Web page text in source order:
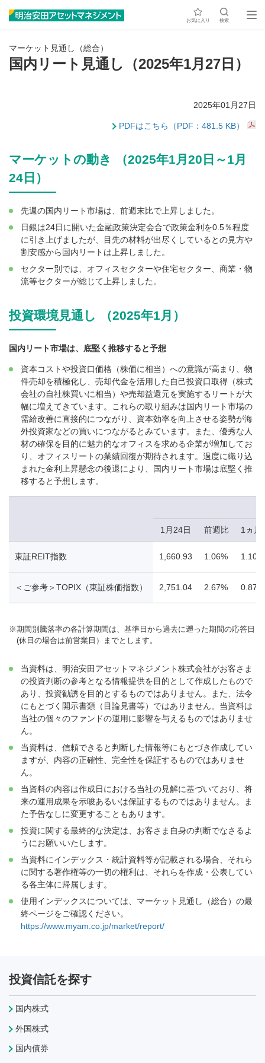
お気に入り 検索
マーケット見通し（総合）
国内リート見通し（2025年1月27日）
2025年01月27日
PDFはこちら（PDF：481.5 KB）
マーケットの動き （2025年1月20日～1月
24日）
先週の国内リート市場は、前週末比で上昇しました。
日銀は24日に開いた金融政策決定会合で政策金利を0.5％程度
に引き上げましたが、目先の材料が出尽くしているとの見方や
割安感から国内リートは上昇しました。
セクター別では、オフィスセクターや住宅セクター、商業・物
流等セクターが総じて上昇しました。
投資環境見通し （2025年1月）
国内リート市場は、底堅く推移すると予想
資本コストや投資口価格（株価に相当）への意識が高まり、物
件売却を積極化し、売却代金を活用した自己投資口取得（株式
会社の自社株買いに相当）や売却益還元を実施するリートが大
幅に増えてきています。これらの取り組みは国内リート市場の
需給改善に直接的につながり、資本効率を向上させる姿勢が海
外投資家などの買いにつながるとみています。また、優秀な人
材の確保を目的に魅力的なオフィスを求める企業が増加してお
り、オフィスリートの業績回復が期待されます。過度に織り込
まれた金利上昇懸念の後退により、国内リート市場は底堅く推
移すると予想します。
1月24日 前週比 1ヵ月
東証REIT指数 1,660.93 1.06% 1.10%
＜ご参考＞TOPIX（東証株価指数） 2,751.04 2.67% 0.87%
※期間別騰落率の各計算期間は、基準日から過去に遡った期間の応答日
(休日の場合は前営業日）までとします。
当資料は、明治安田アセットマネジメント株式会社がお客さま
の投資判断の参考となる情報提供を目的として作成したもので
あり、投資勧誘を目的とするものではありません。また、法令
にもとづく開示書類（目論見書等）ではありません。当資料は
当社の個々のファンドの運用に影響を与えるものではありませ
ん。
当資料は、信頼できると判断した情報等にもとづき作成してい
ますが、内容の正確性、完全性を保証するものではありませ
ん。
当資料の内容は作成日における当社の見解に基づいており、将
来の運用成果を示唆あるいは保証するものではありません。ま
た予告なしに変更することもあります。
投資に関する最終的な決定は、お客さま自身の判断でなさるよ
うにお願いいたします。
当資料にインデックス・統計資料等が記載される場合、それら
に関する著作権等の一切の権利は、それらを作成・公表してい
る各主体に帰属します。
使用インデックスについては、マーケット見通し（総合）の最
終ページをご確認ください。
https://www.myam.co.jp/market/report/
投資信託を探す
国内株式
外国株式
国内債券